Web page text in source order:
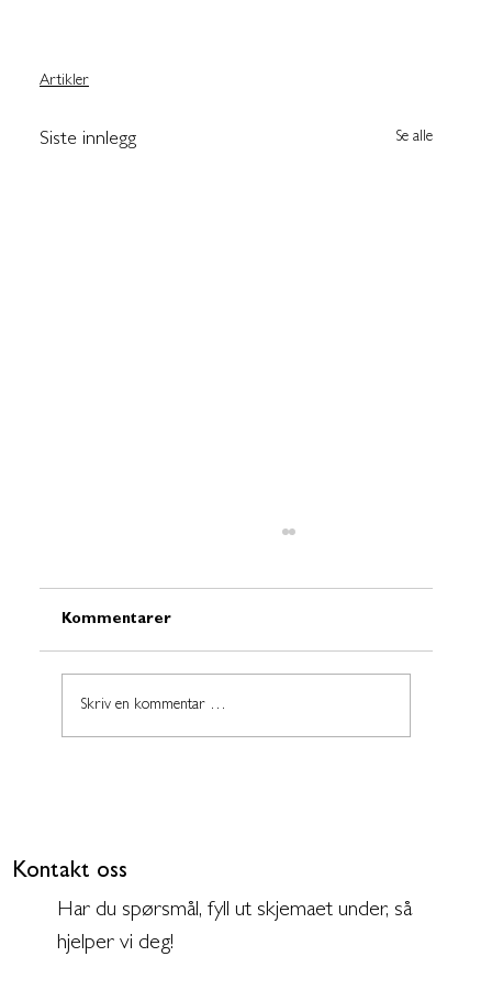
Artikler
Siste innlegg Se alle
Kommentarer
Skriv en kommentar …
Kontakt oss
Har du spørsmål, fyll ut skjemaet under, så
hjelper vi deg!